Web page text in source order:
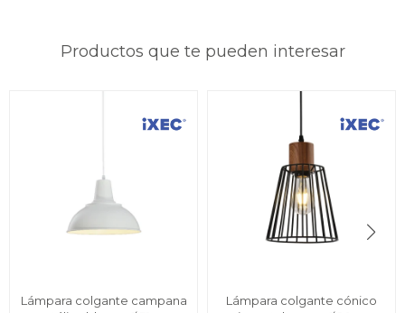
Productos que te pueden interesar
Lámpara colgante campana
Lámpara colgante cónico